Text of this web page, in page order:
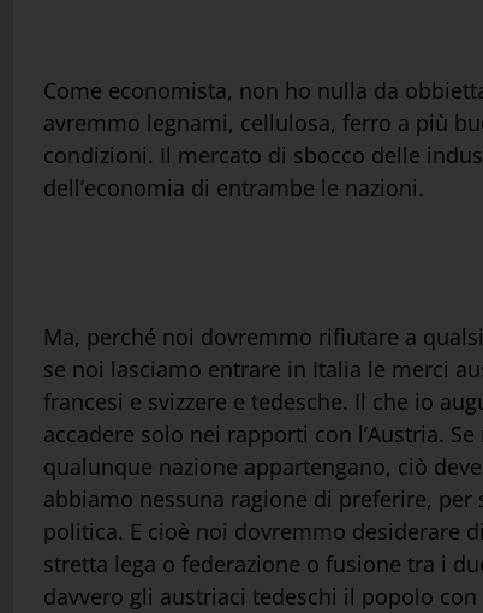
Come economista, non ho nulla da
avremmo legnami, cellulosa, ferro a più
condizioni. Il mercato di sbocco delle
dell’economia di entrambe le nazioni.
Ma, perché noi dovremmo rifiutare a
se noi lasciamo entrare in Italia le merci
francesi e svizzere e tedesche. Il che io
accadere solo nei rapporti con l’Austria.
qualunque nazione appartengano, ciò
abbiamo nessuna ragione di preferire, per
politica. E cioè noi dovremmo desiderare
stretta lega o federazione o fusione tra i
davvero gli austriaci tedeschi il popolo